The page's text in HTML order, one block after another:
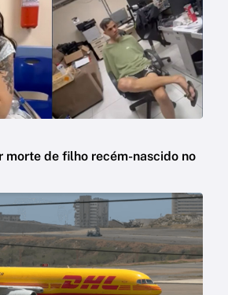
morte de filho recém-nascido no